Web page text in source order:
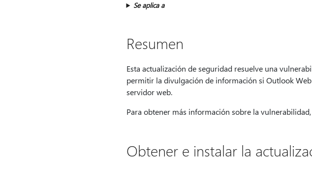
Se aplica a
Resumen
Esta actualización de seguridad resuelve una
permitir la divulgación de información si Outlook
servidor web.
Para obtener más información sobre la
Obtener e instalar la